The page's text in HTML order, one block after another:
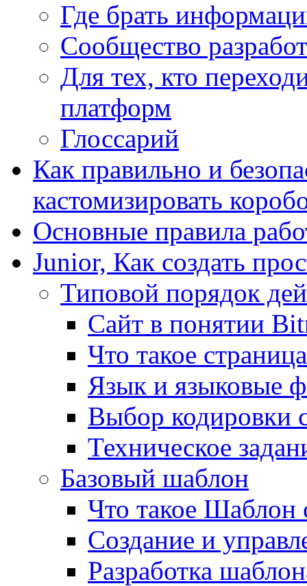
Где брать
Сообщество
Для тех, кто
платформ
Глоссарий
Как правильно и
кастомизировать
Основные правила
Junior, Как создать
Типовой порядок
Сайт в понятии
Что такое страница
Язык и языковые
Выбор кодировки
Техническое
Базовый шаблон
Что такое Шаблон
Создание и
Разработка